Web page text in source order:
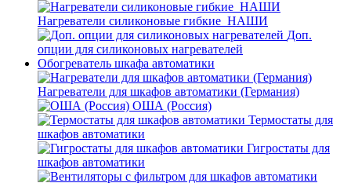
Нагреватели силиконовые гибкие_НАШИ
Доп.
опции для силиконовых нагревателей
Обогреватель шкафа автоматики
Нагреватели для шкафов автоматики (Германия)
ОША (Россия)
Термостаты для
шкафов автоматики
Гигростаты для
шкафов автоматики